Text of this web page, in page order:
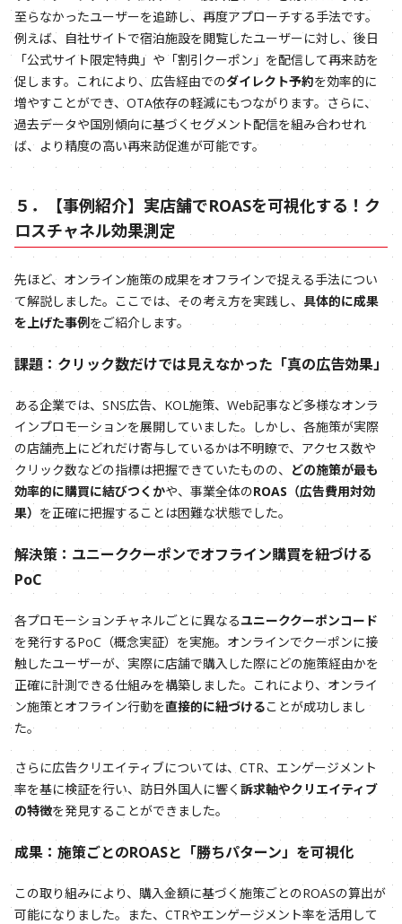
至らなかったユーザーを追跡し、再度アプローチする手法です。
例えば、自社サイトで宿泊施設を閲覧したユーザーに対し、後日
「公式サイト限定特典」や「割引クーポン」を配信して再来訪を
促します。これにより、広告経由でのダイレクト予約を効率的に
増やすことができ、OTA依存の軽減にもつながります。さらに、
過去データや国別傾向に基づくセグメント配信を組み合わせれ
ば、より精度の高い再来訪促進が可能です。
５．【事例紹介】実店舗でROASを可視化する！ク
ロスチャネル効果測定
先ほど、オンライン施策の成果をオフラインで捉える手法につい
て解説しました。ここでは、その考え方を実践し、具体的に成果
を上げた事例をご紹介します。
課題：クリック数だけでは見えなかった「真の広告効果」
ある企業では、SNS広告、KOL施策、Web記事など多様なオンラ
インプロモーションを展開していました。しかし、各施策が実際
の店舗売上にどれだけ寄与しているかは不明瞭で、アクセス数や
クリック数などの指標は把握できていたものの、 どの施策が最も
効率的に購買に結びつくかや、事業全体のROAS（広告費用対効
果） を正確に把握することは困難な状態でした。
解決策：ユニーククーポンでオフライン購買を紐づける
PoC
各プロモーションチャネルごとに異なるユニーククーポンコード
を発行するPoC（概念実証）を実施。オンラインでクーポンに接
触したユーザーが、実際に店舗で購入した際にどの施策経由かを
正確に計測できる仕組みを構築しました。これにより、オンライ
ン施策とオフライン行動を直接的に紐づけることが成功しまし
た。
さらに広告クリエイティブについては、CTR、エンゲージメント
率を基に検証を行い、訪日外国人に響く 訴求軸やクリエイティブ
の特徴を発見することができました。
成果：施策ごとのROASと「勝ちパターン」を可視化
この取り組みにより、購入金額に基づく施策ごとのROASの算出が
可能になりました。また、CTRやエンゲージメント率を活用して